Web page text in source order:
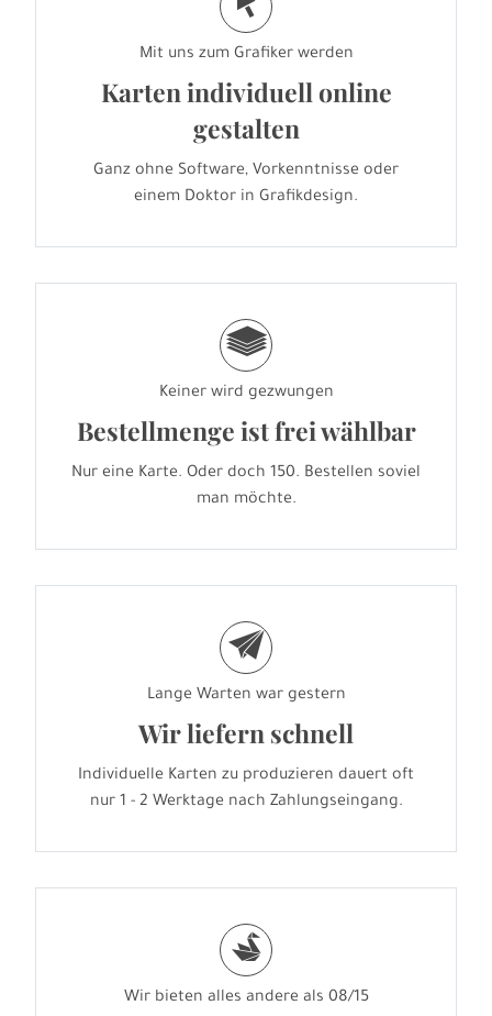
Mit uns zum Grafiker werden
Karten individuell online
gestalten
Ganz ohne Software, Vorkenntnisse oder
einem Doktor in Grafikdesign.
g
Keiner wird gezwungen
Bestellmenge ist frei wählbar
Nur eine Karte. Oder doch 150. Bestellen soviel
man möchte.
e
Lange Warten war gestern
Wir liefern schnell
Individuelle Karten zu produzieren dauert oft
nur 1 - 2 Werktage nach Zahlungseingang.
s
Wir bieten alles andere als 08/15